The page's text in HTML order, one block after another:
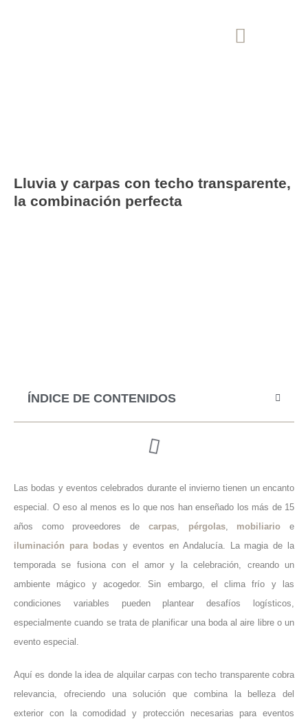
Lluvia y carpas con techo transparente,
la combinación perfecta
ÍNDICE DE CONTENIDOS
Las bodas y eventos celebrados durante el invierno tienen un encanto
especial. O eso al menos es lo que nos han enseñado los más de 15
años como proveedores de carpas, pérgolas, mobiliario e
iluminación para bodasy eventos en Andalucía. La magia de la
temporada se fusiona con el amor y la celebración, creando un
ambiente mágico y acogedor. Sin embargo, el clima frío y las
condiciones variables pueden plantear desafíos logísticos,
especialmente cuando se trata de planificar una boda al aire libre o un
evento especial.
Aquí es donde la idea de alquilar carpas con techo transparente cobra
relevancia, ofreciendo una solución que combina la belleza del
exterior con la comodidad y protección necesarias para eventos